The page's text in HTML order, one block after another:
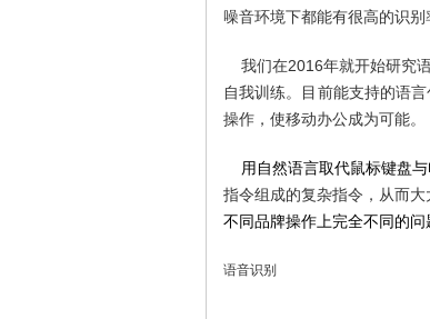
噪音环境下都能有很高的识
我们在2016年就开始研究
自我训练。目前能支持的语
操作，使移动办公成为可能。
用自然语言取代鼠标键盘与
指令组成的复杂指令，从而大
不同品牌操作上完全不同的
语音识别